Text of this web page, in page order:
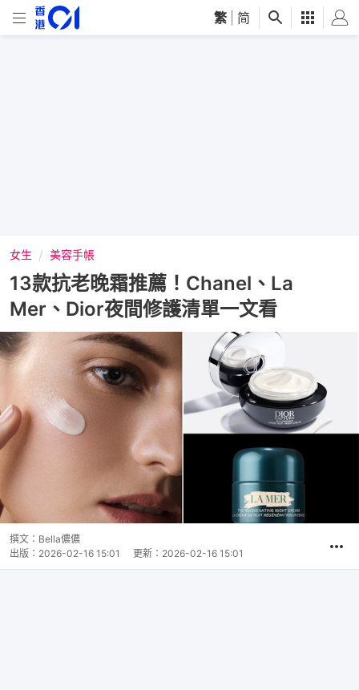
繁 简
女生 美容手帳
13款抗老晚霜推薦！Chanel、La
Mer、Dior夜間修護清單一文看
撰文： Bella儂儂
出版： 2026-02-16 15:01 更新： 2026-02-16 15:01